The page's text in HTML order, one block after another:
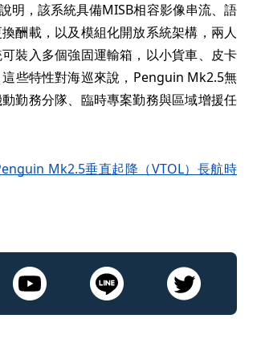
，該系統具備MISB相容影像串流、語
酬載，以及模組化開放系統架構，兩人
裝入多個強固運輸箱，以小貨車、皮卡
些特性對海巡來說，Penguin Mk2.5無
勤務分隊、臨時專案勤務與區域增援任
Mk2.5垂直起降（VTOL）長航時